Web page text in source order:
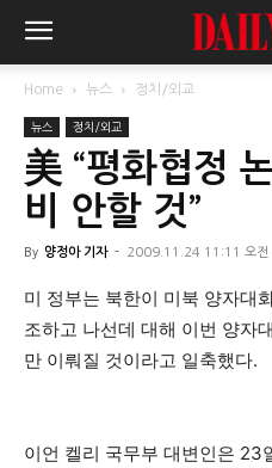
Home 뉴스 정치/외교
뉴스 정치/외교
美 “평화협정
비 안할 것”
By 양정아 기자 - 2009.11.24 11:11 오전
미 정부는 북한이 미북 양자대
조하고 나선데 대해 이번 양자
만 이뤄질 것이라고 일축했다.
이언 켈리 국무부 대변인은 23